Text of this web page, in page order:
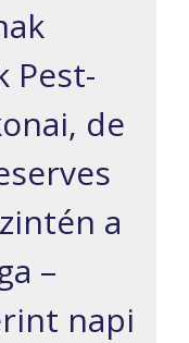
Pest-
de
a
–
napi